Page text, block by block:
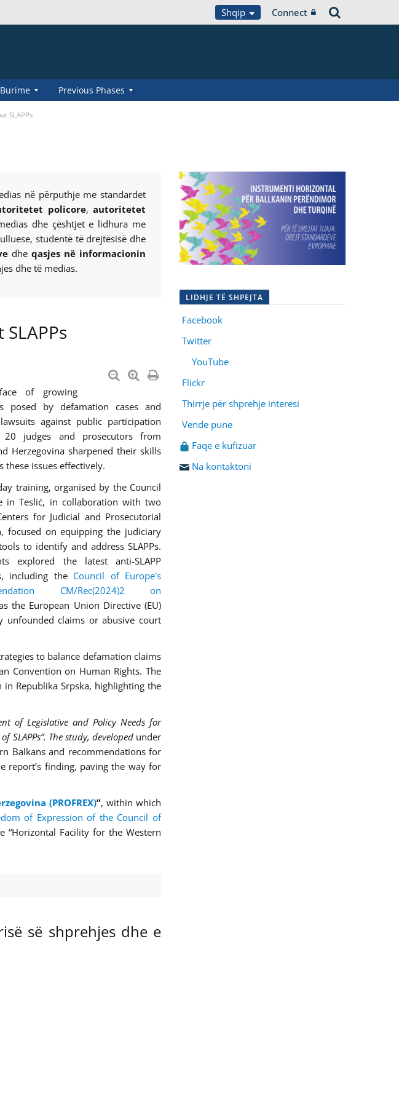
Shqip Connect
Burime Previous Phases
SLAPPs
në përputhje me standardet
policore, autoritetet
dhe çështjet e lidhura me
studentë të drejtësisë dhe
dhe qasjes në informacionin
dhe të medias.
of growing
posed by defamation cases and
against public participation
20 judges and prosecutors from
Herzegovina sharpened their skills
these issues effectively.
training, organised by the Council
in Teslić, in collaboration with two
for Judicial and Prosecutorial
focused on equipping the judiciary
to identify and address SLAPPs.
explored the latest anti-SLAPP
including the Council of Europe's
CM/Rec(2024)2 on
the European Union Directive (EU)
unfounded claims or abusive court
to balance defamation claims
Convention on Human Rights. The
Republika Srpska, highlighting the
of Legislative and Policy Needs for
The study, developedunder
Balkans and recommendations for
report’s finding, paving the way for
(PROFREX)”, within which
of Expression of the Council of
Facility for the Western
së shprehjes dhe e
LIDHJE TË SHPEJTA
Facebook
Twitter
YouTube
Flickr
Thirrje për shprehje interesi
Vende pune
Faqe e kufizuar
Na kontaktoni